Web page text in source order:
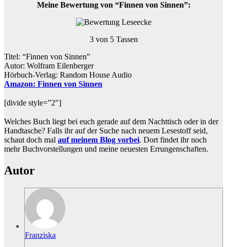
Meine Bewertung von “Finnen von Sinnen”:
3 von 5 Tassen
Titel: “Finnen von Sinnen”
Autor: Wolfram Eilenberger
Hörbuch-Verlag: Random House Audio
Amazon: Finnen von Sinnen
[divide style=”2″]
Welches Buch liegt bei euch gerade auf dem Nachttisch oder in der
Handtasche? Falls ihr auf der Suche nach neuem Lesestoff seid,
schaut doch mal auf meinem Blog vorbei. Dort findet ihr noch
mehr Buchvorstellungen und meine neuesten Errungenschaften.
Autor
Franziska